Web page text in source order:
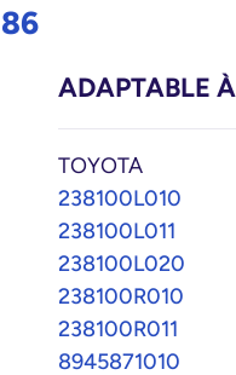
ADAPTABLE À
TOYOTA
238100L010
238100L011
238100L020
238100R010
238100R011
8945871010